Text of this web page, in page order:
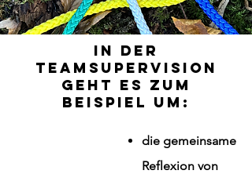
In der
Teamsupervision
geht es zum
Beispiel um:
die gemeinsame
Reflexion von